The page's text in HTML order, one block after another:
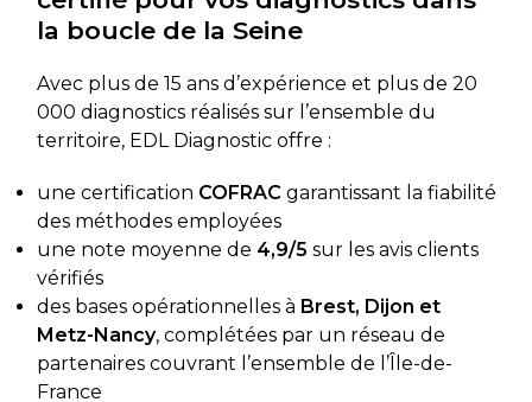
la boucle de la Seine
Avec plus de 15 ans d’expérience et plus de 20
000 diagnostics réalisés sur l’ensemble du
territoire, EDL Diagnostic offre :
une certification COFRACgarantissant la fiabilité
des méthodes employées
une note moyenne de 4,9/5 sur les avis clients
vérifiés
des bases opérationnelles à Brest, Dijon et
Metz-Nancy, complétées par un réseau de
partenaires couvrant l’ensemble de l’Île-de-
France